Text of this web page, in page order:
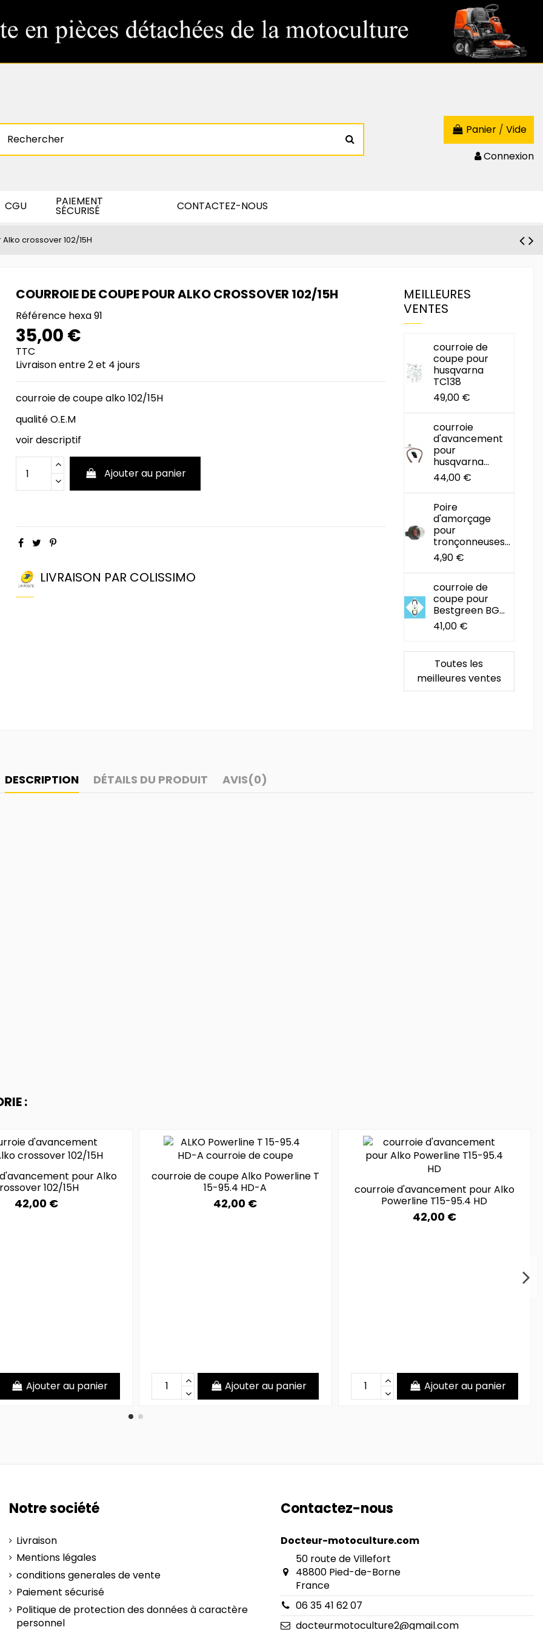
Panier / Vide
Connexion
CGU PAIEMENT
SÉCURISÉ CONTACTEZ-NOUS
crossover 102/15H
COURROIE DE COUPE POUR ALKO CROSSOVER 102/15H
Référence hexa 91
35,00 €
TTC
Livraison entre 2 et 4 jours
courroie de coupe alko 102/15H
qualité O.E.M
voir descriptif
Ajouter au panier
LIVRAISON PAR COLISSIMO
MEILLEURES
VENTES
courroie de
coupe pour
husqvarna
TC138
49,00 €
courroie
d'avancement
pour
husqvarna...
44,00 €
Poire
d'amorçage
pour
tronçonneuses...
4,90 €
courroie de
coupe pour
Bestgreen BG...
41,00 €
Toutes les
meilleures ventes
DESCRIPTION DÉTAILS DU PRODUIT AVIS(0)
:
pour Alko
102/15H
42,00 €
Ajouter au panier
courroie de coupe Alko Powerline T
15-95.4 HD-A
42,00 €
Ajouter au panier
courroie d'avancement pour Alko
Powerline T15-95.4 HD
42,00 €
Ajouter au panier
Notre société
Livraison
Mentions légales
conditions generales de vente
Paiement sécurisé
Politique de protection des données à caractère
personnel
Contactez-nous
Docteur-motoculture.com
50 route de Villefort
48800 Pied-de-Borne
France
06 35 41 62 07
docteurmotoculture2@gmail.com